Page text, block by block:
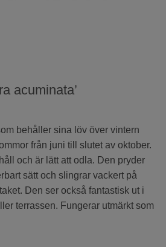
acuminata’
behåller sina löv över vintern
från juni till slutet av oktober.
och är lätt att odla. Den pryder
sätt och slingrar vackert på
Den ser också fantastisk ut i
terrassen. Fungerar utmärkt som